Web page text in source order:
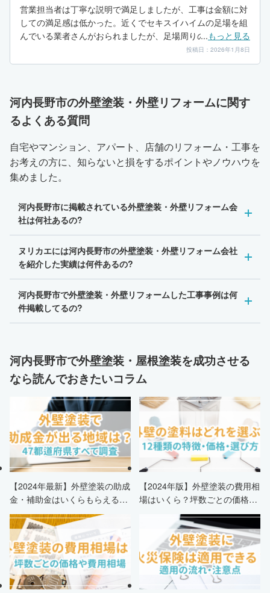
営業担当者は丁寧な説明で満足しましたが、工事は金額に対
しての満足感は低かった。近くでセキスイハイムの足場を組
んでいる業者さんがおられましたが、足場周りの幕も新品の
ように綺麗なものであったが、こちらの方はくたびれた感が
ある古い幕だったので、価格の割に複雑な思いでした。
...もっと見る
投稿日：2026年1月8日
河内長野市の外壁塗装・外壁リフォームに関す
るよくある質問
自宅やマンション、アパート、店舗のリフォーム・工事を
お考えの方に、知らないと損をするポイントやノウハウを
集めました。
河内長野市に掲載されている外壁塗装・外壁リフォーム会
社は何社あるの?
ヌリカエには河内長野市の外壁塗装・外壁リフォーム会社
を紹介した実績は何件あるの?
河内長野市で外壁塗装・外壁リフォームした工事事例は何
件掲載してるの?
河内長野市で外壁塗装・屋根塗装を成功させる
なら読んでおきたいコラム
【2024年最新】外壁塗装の助成
金・補助金はいくらもらえる？
申請条件・市区町村情報・安く
する方法も紹介！
【2024年版】外壁塗装の費用相
場はいくら？坪数ごとの価格も